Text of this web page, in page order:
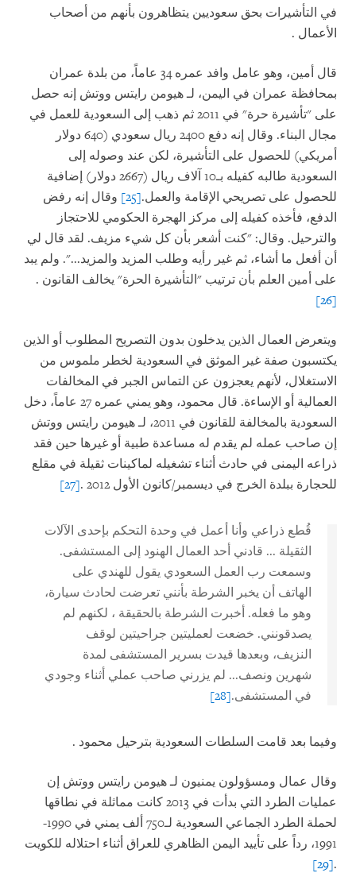
في التأشيرات بحق سعوديين يتظاهرون بأنهم من أصحاب
الأعمال .
قال أمين، وهو عامل وافد عمره 34 عاماً، من بلدة عمران
بمحافظة عمران في اليمن، لـ هيومن رايتس ووتش إنه حصل
على "تأشيرة حرة" في 2011 ثم ذهب إلى السعودية للعمل في
مجال البناء. وقال إنه دفع 2400 ريال سعودي (640 دولار
أمريكي) للحصول على التأشيرة، لكن عند وصوله إلى
السعودية طالبه كفيله بـ10 آلاف ريال (2667 دولار) إضافية
للحصول على تصريحي الإقامة والعمل.[25]
وقال إنه رفض
الدفع، فأخذه كفيله إلى مركز الهجرة الحكومي للاحتجاز
والترحيل. وقال: "كنت أشعر بأن كل شيء مزيف. لقد قال لي
أن أفعل ما أشاء، ثم غير رأيه وطلب المزيد والمزيد...". ولم يبد
على أمين العلم بأن ترتيب "التأشيرة الحرة" يخالف القانون .
[26]
ويتعرض العمال الذين يدخلون بدون التصريح المطلوب أو الذين
يكتسبون صفة غير الموثق في السعودية لخطر ملموس من
الاستغلال، لأنهم يعجزون عن التماس الجبر في المخالفات
العمالية أو الإساءة. قال محمود، وهو يمني عمره 27 عاماً، دخل
السعودية بالمخالفة للقانون في 2011، لـ هيومن رايتس ووتش
إن صاحب عمله لم يقدم له مساعدة طبية أو غيرها حين فقد
ذراعه اليمنى في حادث أثناء تشغيله لماكينات ثقيلة في مقلع
للحجارة ببلدة الخرج في ديسمبر/كانون الأول 2012
.
[27]
قُطع ذراعي وأنا أعمل في وحدة التحكم بإحدى الآلات
الثقيلة ... قادني أحد العمال الهنود إلى المستشفى.
وسمعت رب العمل السعودي يقول للهندي على
الهاتف أن يخبر الشرطة بأنني تعرضت لحادث سيارة،
وهو ما فعله. أخبرت الشرطة بالحقيقة ، لكنهم لم
يصدقونني. خضعت لعمليتين جراحيتين لوقف
النزيف، وبعدها قيدت بسرير المستشفى لمدة
شهرين ونصف... لم يزرني صاحب عملي أثناء وجودي
في المستشفى.[28]
وفيما بعد قامت السلطات السعودية بترحيل محمود .
وقال عمال ومسؤولون يمنيون لـ هيومن رايتس ووتش إن
عمليات الطرد التي بدأت في 2013 كانت مماثلة في نطاقها
لحملة الطرد الجماعي السعودية لـ750 ألف يمني في 1990-
1991، رداً على تأييد اليمن الظاهري للعراق أثناء احتلاله للكويت
.
[29]